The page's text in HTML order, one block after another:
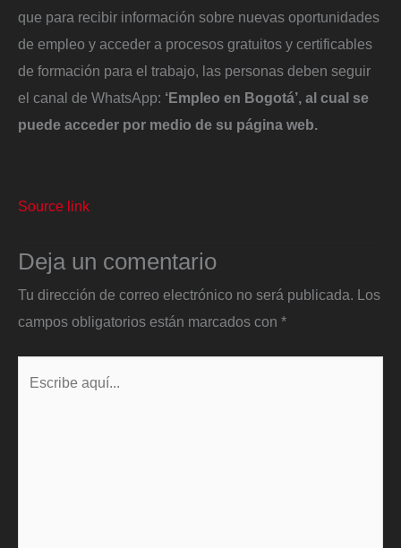
que para recibir información sobre nuevas oportunidades
de empleo y acceder a procesos gratuitos y certificables
de formación para el trabajo, las personas deben seguir
el canal de WhatsApp: ‘Empleo en Bogotá’, al cual se
puede acceder por medio de su página web.
Source link
Deja un comentario
Tu dirección de correo electrónico no será publicada. Los
campos obligatorios están marcados con *